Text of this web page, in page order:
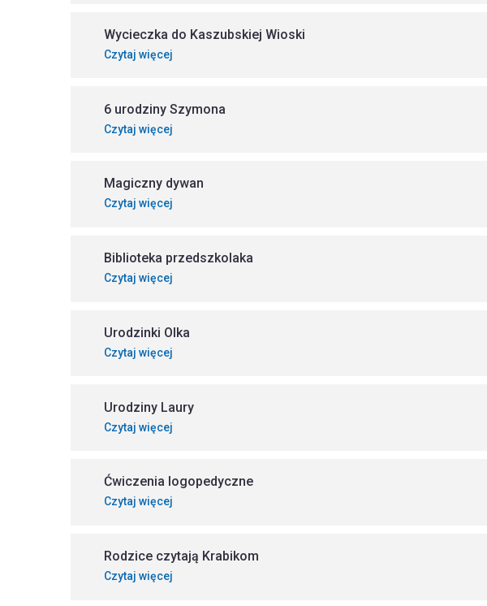
Wycieczka do Kaszubskiej Wioski
Czytaj więcej
6 urodziny Szymona
Czytaj więcej
Magiczny dywan
Czytaj więcej
Biblioteka przedszkolaka
Czytaj więcej
Urodzinki Olka
Czytaj więcej
Urodziny Laury
Czytaj więcej
Ćwiczenia logopedyczne
Czytaj więcej
Rodzice czytają Krabikom
Czytaj więcej